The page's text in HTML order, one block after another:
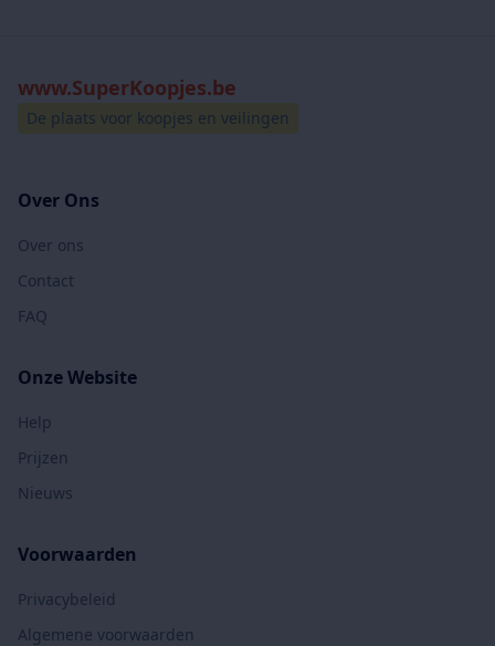
www.SuperKoopjes.be
De plaats voor koopjes en veilingen
Over Ons
Over ons
Contact
FAQ
Onze Website
Help
Prijzen
Nieuws
Voorwaarden
Privacybeleid
Algemene voorwaarden